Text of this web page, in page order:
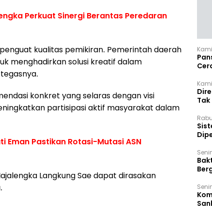
Perkuat Sinergi Berantas Peredaran
kualitas pemikiran. Pemerintah daerah
menghadirkan solusi kreatif dalam
konkret yang selaras dengan visi
partisipasi aktif masyarakat dalam
Eman Pastikan Rotasi-Mutasi ASN
Langkung Sae dapat dirasakan